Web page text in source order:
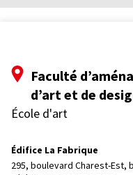
Faculté
d’art et de
École d'art
Édifice La Fabrique
295, boulevard Charest-Est,